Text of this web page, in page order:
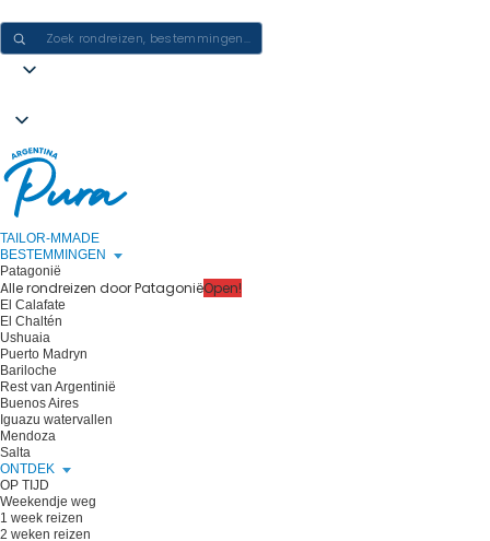
TAILOR-MMADE
BESTEMMINGEN
Patagonië
Alle rondreizen door PatagoniëOpen!
El Calafate
El Chaltén
Ushuaia
Puerto Madryn
Bariloche
Rest van Argentinië
Buenos Aires
Iguazu watervallen
Mendoza
Salta
ONTDEK
OP TIJD
Weekendje weg
1 week reizen
2 weken reizen